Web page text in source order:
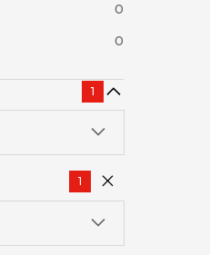
0
0
1
1